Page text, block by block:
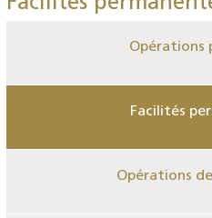
Opérations
Facilités
Opérations